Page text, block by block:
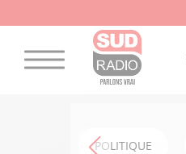
POLITIQUE